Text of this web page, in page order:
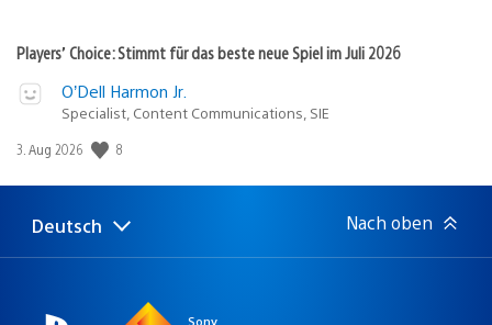
Players’ Choice: Stimmt für das beste neue Spiel im Juli 2026
O’Dell Harmon Jr.
Specialist, Content Communications, SIE
Veröffentlichungsdatum:
3. Aug 2026 8
Select
Aktuelle
Deutsch Nach oben
Sony